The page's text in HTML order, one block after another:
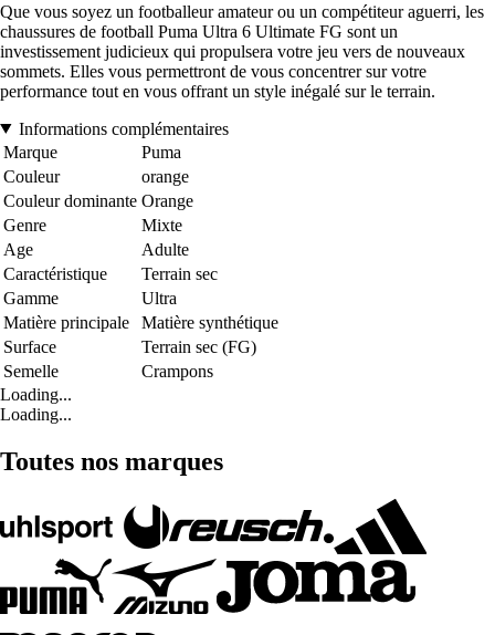
Que vous soyez un footballeur amateur ou un compétiteur aguerri, les
chaussures de football Puma Ultra 6 Ultimate FG sont un
investissement judicieux qui propulsera votre jeu vers de nouveaux
sommets. Elles vous permettront de vous concentrer sur votre
performance tout en vous offrant un style inégalé sur le terrain.
Informations complémentaires
Marque
Puma
Couleur
orange
Couleur dominante Orange
Genre
Mixte
Age
Adulte
Caractéristique
Terrain sec
Gamme
Ultra
Matière principale
Matière synthétique
Surface
Terrain sec (FG)
Semelle
Crampons
Loading...
Loading...
Toutes nos marques